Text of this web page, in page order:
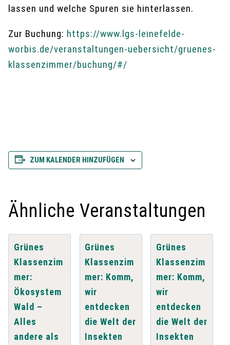
lassen und welche Spuren sie hinterlassen.
Zur Buchung: https://www.lgs-leinefelde-
worbis.de/veranstaltungen-uebersicht/gruenes-
klassenzimmer/buchung/#/
ZUM KALENDER HINZUFÜGEN
Ähnliche Veranstaltungen
Grünes
Klassenzim
mer:
Ökosystem
Wald –
Alles
andere als
Grünes
Klassenzim
mer: Komm,
wir
entdecken
die Welt der
Insekten
Grünes
Klassenzim
mer: Komm,
wir
entdecken
die Welt der
Insekten